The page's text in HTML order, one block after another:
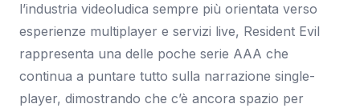
l’industria videoludica sempre più orientata verso
esperienze multiplayer e servizi live, Resident Evil
rappresenta una delle poche serie AAA che
continua a puntare tutto sulla narrazione single-
player, dimostrando che c’è ancora spazio per